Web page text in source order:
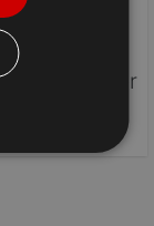
es bei der
einer leicht